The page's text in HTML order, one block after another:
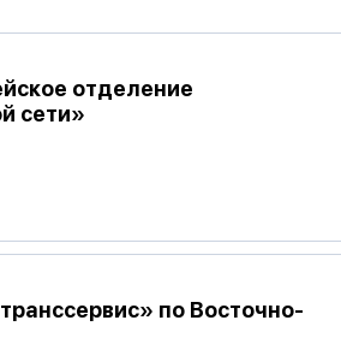
отделение
сети»
по Восточно-